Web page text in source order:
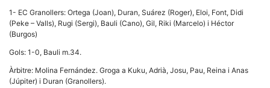
1- EC Granollers: Ortega (Joan), Duran, Suárez (Roger), Eloi, Font, Didi
(Peke – Valls), Rugi (Sergi), Bauli (Cano), Gil, Riki (Marcelo) i Héctor
(Burgos)
Gols: 1-0, Bauli m.34.
Àrbitre: Molina Fernández. Groga a Kuku, Adrià, Josu, Pau, Reina i Anas
(Júpiter) i Duran (Granollers).
Màrqueting
mentre